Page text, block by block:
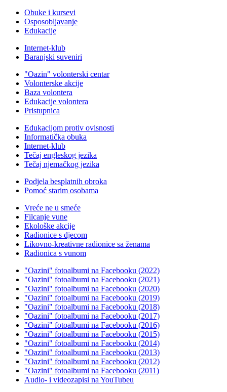
Obuke i kursevi
Osposobljavanje
Edukacije
Internet-klub
Baranjski suveniri
"Oazin" volonterski centar
Volonterske akcije
Baza volontera
Edukacije volontera
Pristupnica
Edukacijom protiv ovisnosti
Informatička obuka
Internet-klub
Tečaj engleskog jezika
Tečaj njemačkog jezika
Podjela besplatnih obroka
Pomoć starim osobama
Vreće ne u smeće
Filcanje vune
Ekološke akcije
Radionice s djecom
Likovno-kreativne radionice sa ženama
Radionica s vunom
"Oazini" fotoalbumi na Facebooku (2022)
"Oazini" fotoalbumi na Facebooku (2021)
"Oazini" fotoalbumi na Facebooku (2020)
"Oazini" fotoalbumi na Facebooku (2019)
"Oazini" fotoalbumi na Facebooku (2018)
"Oazini" fotoalbumi na Facebooku (2017)
"Oazini" fotoalbumi na Facebooku (2016)
"Oazini" fotoalbumi na Facebooku (2015)
"Oazini" fotoalbumi na Facebooku (2014)
"Oazini" fotoalbumi na Facebooku (2013)
"Oazini" fotoalbumi na Facebooku (2012)
"Oazini" fotoalbumi na Facebooku (2011)
Audio- i videozapisi na YouTubeu